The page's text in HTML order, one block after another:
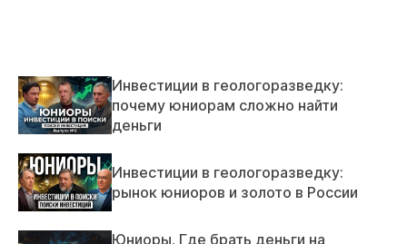
Инвестиции в геологоразведку:
почему юниорам сложно найти
деньги
Инвестиции в геологоразведку:
рынок юниоров и золото в России
Юниоры. Где брать деньги на